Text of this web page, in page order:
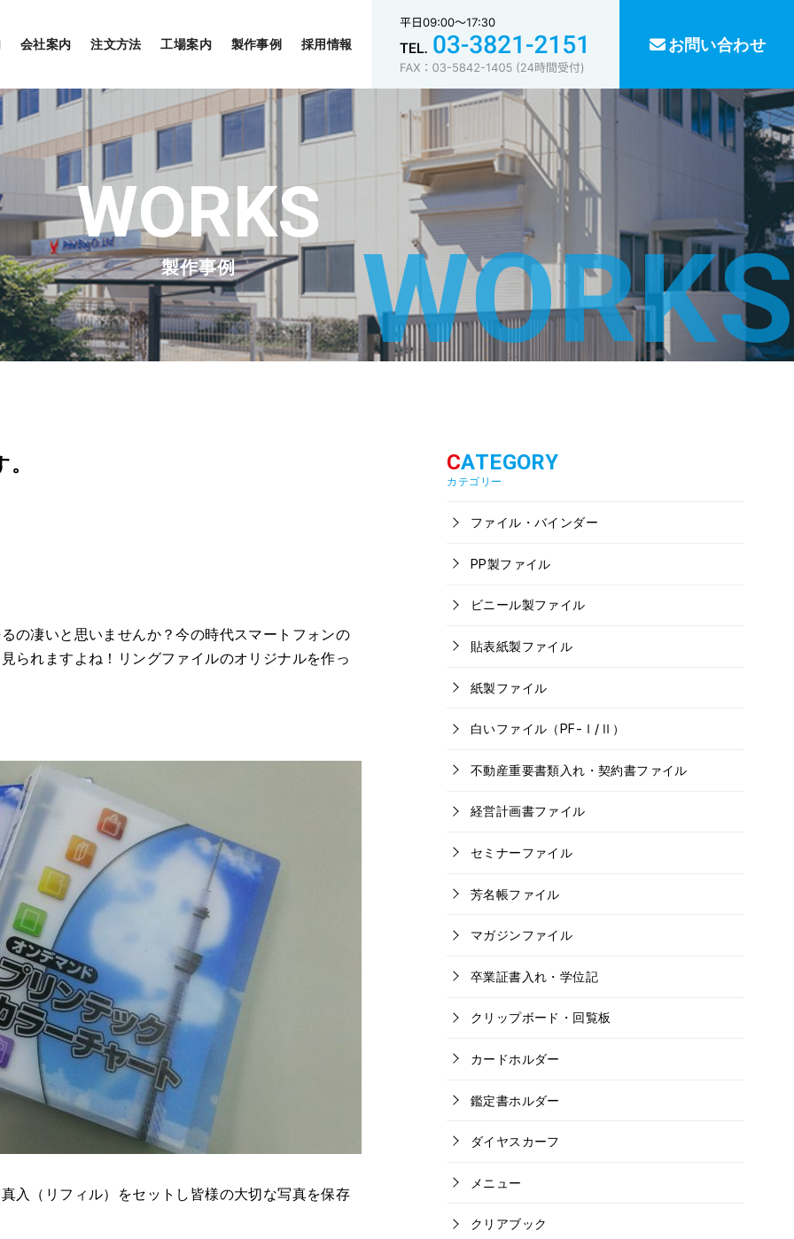
会社案内 注文方法 工場案内 製作事例 採用情報 お問い合わせ
製作事例
の凄いと思いませんか？今の時代スマートフォンの
られますよね！リングファイルのオリジナルを作っ
入（リフィル）をセットし皆様の大切な写真を保存
カテゴリー
ファイル・バインダー
PP製ファイル
ビニール製ファイル
貼表紙製ファイル
紙製ファイル
白いファイル（PF-Ⅰ/Ⅱ）
不動産重要書類入れ・契約書ファイル
経営計画書ファイル
セミナーファイル
芳名帳ファイル
マガジンファイル
卒業証書入れ・学位記
クリップボード・回覧板
カードホルダー
鑑定書ホルダー
ダイヤスカーフ
メニュー
クリアブック